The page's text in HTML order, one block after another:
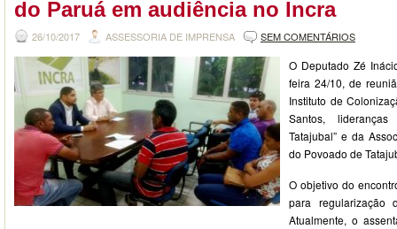
do Paruá em audiência no Incra
26/10/2017 ASSESSORIA DE IMPRENSA SEM COMENTÁRIOS
O Deputado Zé
feira 24/10, de
Instituto de
Santos,
Tatajubal” e da
do Povoado de
O objetivo do
para regularização
Atualmente, o